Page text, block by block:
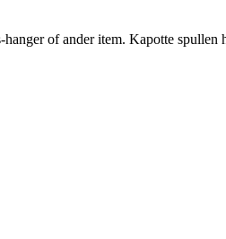
of ander item. Kapotte